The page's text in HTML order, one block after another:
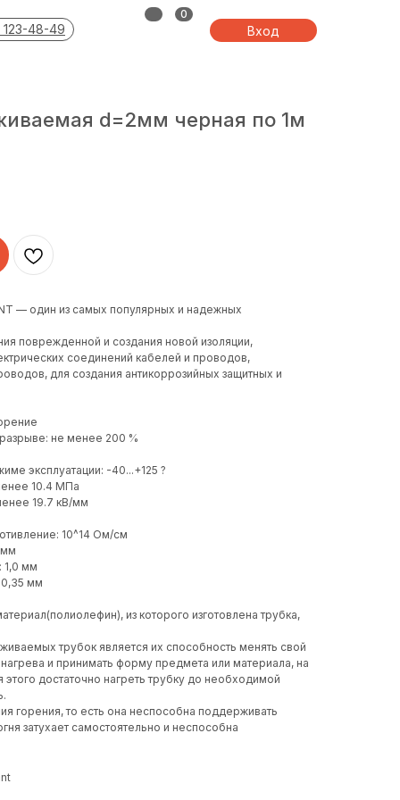
48-49
0
Вход
d=2мм черная по 1м
— один из самых популярных и надежных
поврежденной и создания новой изоляции,
соединений кабелей и проводов,
для создания антикоррозийных защитных и
не менее 200 %
эксплуатации: -40...+125 ?
10.4 МПа
19.7 кВ/мм
10^14 Ом/см
мм
1,0 мм
0,35 мм
из которого изготовлена трубка,
трубок является их способность менять свой
и принимать форму предмета или материала, на
достаточно нагреть трубку до необходимой
горения, то есть она неспособна поддерживать
затухает самостоятельно и неспособна